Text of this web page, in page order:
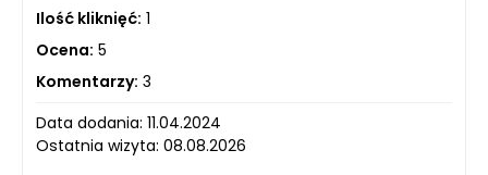
Ilość kliknięć: 1
Ocena: 5
Komentarzy: 3
Data dodania: 11.04.2024
Ostatnia wizyta: 08.08.2026